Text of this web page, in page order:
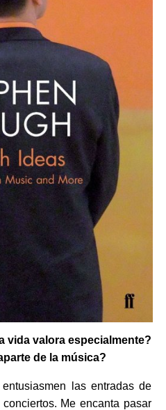
vida valora especialmente?
de la música?
las entradas de
Me encanta pasar